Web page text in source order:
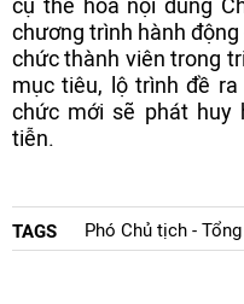
cụ thể hóa nội dung
chương trình hành
chức thành viên trong
mục tiêu, lộ trình đề
chức mới sẽ phát huy
tiễn.
TAGS Phó Chủ tịch -